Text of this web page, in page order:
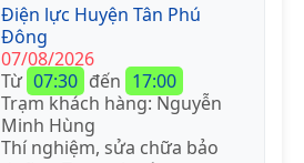
Điện lực Huyện Tân Phú
Đông
07/08/2026
Từ 07:30 đến 17:00
Trạm khách hàng: Nguyễn
Minh Hùng
Thí nghiệm, sửa chữa bảo